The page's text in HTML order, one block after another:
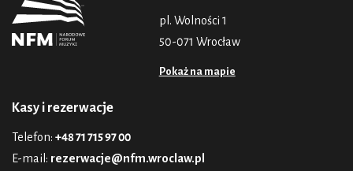
pl. Wolności 1
50-071 Wrocław
Pokaż na mapie
Kasy i rezerwacje
Telefon: +48 71 715 97 00
E-mail: rezerwacje@nfm.wroclaw.pl